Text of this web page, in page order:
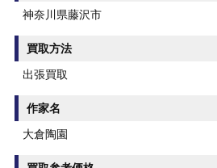
神奈川県藤沢市
買取方法
出張買取
作家名
大倉陶園